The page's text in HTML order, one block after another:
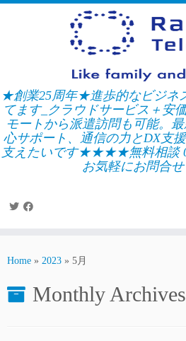
Skip
★創業25周年★進歩的なビジネ
てます_クラウドサービス＋安
モートから派遣訪問も可能。
心サポート、通信の力とDX支
支えたいです★★★★無料相談
お気軽にお問合
Home » 2023 » 5月
Monthly